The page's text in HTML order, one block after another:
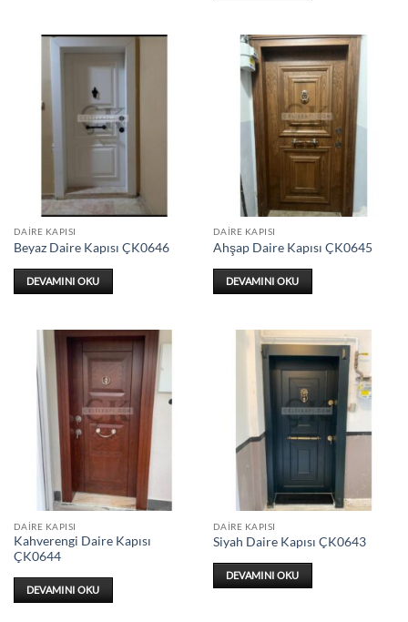
DAIRE KAPISI
Beyaz Daire Kapısı ÇK0646
DEVAMINI OKU
DAIRE KAPISI
Ahşap Daire Kapısı ÇK0645
DEVAMINI OKU
DAIRE KAPISI
Kahverengi Daire Kapısı
ÇK0644
DEVAMINI OKU
DAIRE KAPISI
Siyah Daire Kapısı ÇK0643
DEVAMINI OKU